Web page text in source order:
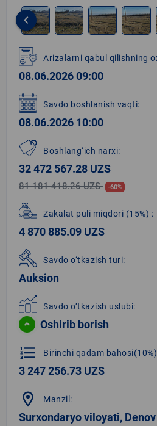
1
of
6
keyboard_arrow_left
Arizalarni qabul qilishning
08.06.2026 09:00
Savdo boshlanish vaqti:
08.06.2026 10:00
Boshlang‘ich narxi:
32 472 567.28 UZS
81 181 418.26 UZS -60%
Zakalat puli miqdori (15%) :
4 870 885.09 UZS
Savdo o‘tkazish turi:
Auksion
Savdo o‘tkazish uslubi:
Oshirib borish
format_list_numbered Birinchi qadam
3 247 256.73 UZS
location_on Manzil:
Surxondaryo viloyati,